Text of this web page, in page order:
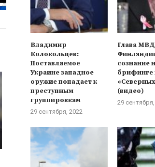
В МИД России заявили о
Владимир
Колокольцев:
Поставляемое
Украине западное
оружие попадает к
преступным
группировкам
29 сентября, 2022
Глава МВД
сознание
брифинге
(видео)
29